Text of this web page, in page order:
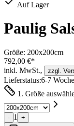
Auf Lager
Paulig
Größe: 200x200cm
792,00 €*
inkl. MwSt.,
zzgl.
Lieferstatus:6-7
1. Größe
- 1 +